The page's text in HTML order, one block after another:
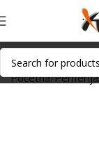
Početna Periferija